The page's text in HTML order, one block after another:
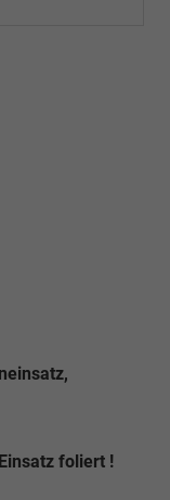
foliert !